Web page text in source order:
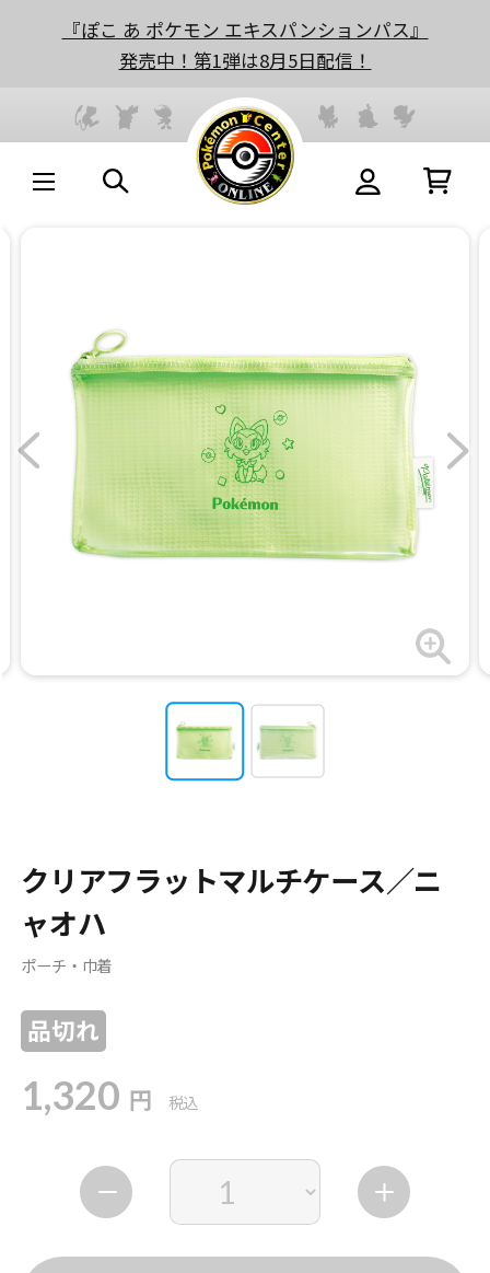
『ぽこ あ ポケモン エキスパンションパス』
発売中！第1弾は8月5日配信！
クリアフラットマルチケース／ニ
ャオハ
ポーチ・巾着
品切れ
1,320 円 税込